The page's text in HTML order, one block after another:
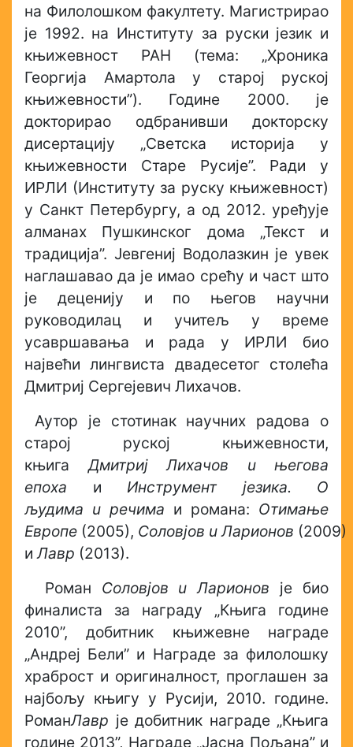
на Филолошком факултету. Магистрирао
je 1992. на Институту за руски језик и
књижевност РАН (тема: „Хроника
Георгија Амартола у старој руској
књижевности”). Године 2000. je
докторирао одбранивши докторску
дисертацију „Светска историја у
књижевности Старе Русије”. Ради у
ИРЛИ (Институту за руску књижевност)
у Санкт Петербургу, a од 2012. уређује
алманах Пушкинског дома „Текст и
традиција”. Јевгениј Водолазкин je увек
наглашавао да je имао срећу и част што
je деценију и пo његов научни
руководилац и учитељ у време
усавршавања и рада у ИРЛИ био
највећи лингвиста двадесетог столећа
Дмитриј Сергејевич Лихачов.
Аутор je стотинак научних радова о
старој руској књижевности,
књига Дмитриј Лихачов u
његова
епоха и Инструмент језика. О
људима u речима и романа: Отимање
Европе (2005), Соловјов u Ларионов (2009)
и Лавр (2013).
Роман Соловјов u Ларионов je био
финалиста за награду „Књига године
2010”, добитник књижевне награде
„Андреј Бели” и Награде за филолошку
храброст и оригиналност, проглашен за
најбољу књигу у Русији, 2010. године.
РоманЛавр je добитник награде „Књига
године 2013”, Награде „Јасна Пољана” и